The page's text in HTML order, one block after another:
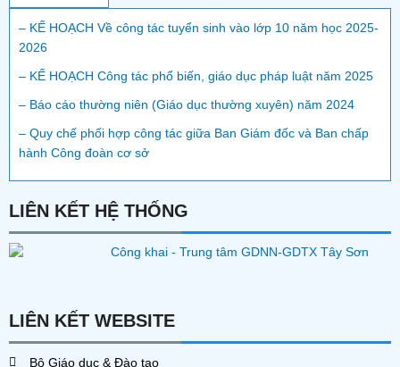
– KẾ HOẠCH Về công tác tuyển sinh vào lớp 10 năm học 2025-
2026
– KẾ HOẠCH Công tác phổ biến, giáo dục pháp luật năm 2025
– Báo cáo thường niên (Giáo dục thường xuyên) năm 2024
– Quy chế phối hợp công tác giữa Ban Giám đốc và Ban chấp
hành Công đoàn cơ sở
LIÊN KẾT HỆ THỐNG
LIÊN KẾT WEBSITE
Bộ Giáo dục & Đào tạo